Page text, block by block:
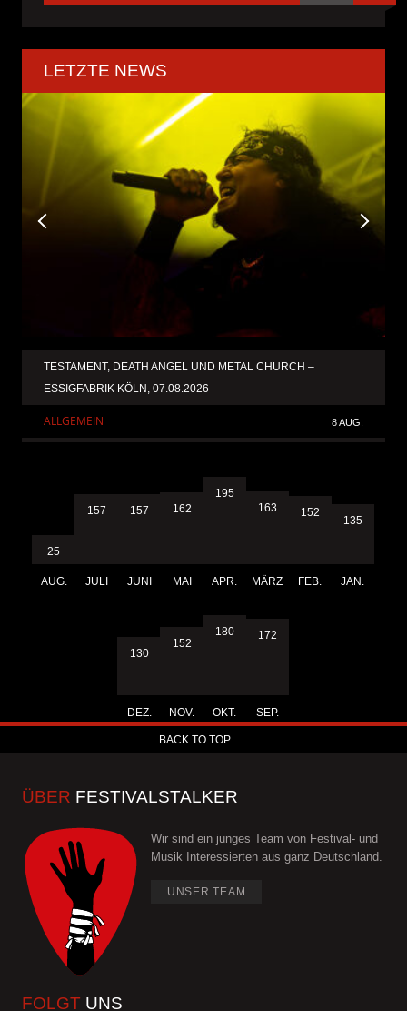
LETZTE NEWS
TESTAMENT, DEATH ANGEL UND METAL CHURCH –
ESSIGFABRIK KÖLN, 07.08.2026
ALLGEMEIN 8 AUG.
25
AUG.
157
JULI
157
JUNI
162
MAI
195
APR.
163
MÄRZ
152
FEB.
135
JAN.
130
DEZ.
152
NOV.
180
OKT.
172
SEP.
BACK TO TOP
ÜBER FESTIVALSTALKER
Wir sind ein junges Team von Festival- und
Musik Interessierten aus ganz Deutschland.
UNSER TEAM
FOLGT UNS